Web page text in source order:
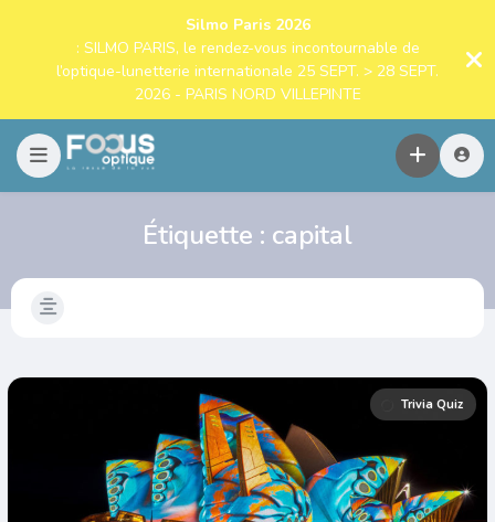
Silmo Paris 2026
: SILMO PARIS, le rendez-vous incontournable de
l’optique-lunetterie internationale 25 SEPT. > 28 SEPT.
2026 - PARIS NORD VILLEPINTE
Étiquette : capital
Trivia Quiz